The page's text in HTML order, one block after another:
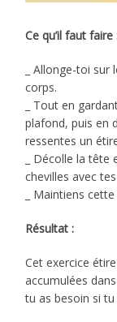
Ce qu’il faut faire
_ Allonge-toi
corps.
_ Tout en
plafond, puis en
ressentes un
_ Décolle la
chevilles avec
_ Maintiens
Résultat :
Cet exercice
accumulées
tu as besoin si